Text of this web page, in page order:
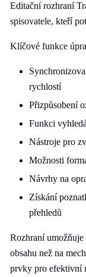
Editační rozhraní
spisovatele, kteří
Klíčové funkce
rychlostí
Přizpůsobení
Funkci
Nástroje pro
Možnosti
Návrhy na
Získání
přehledů
Rozhraní umožňuje
obsahu než na
prvky pro efektivní